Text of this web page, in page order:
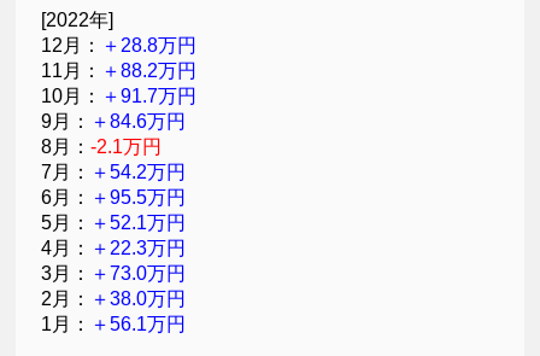
[2022年]
12月： ＋28.8万円
11月： ＋88.2万円
10月： ＋91.7万円
9月： ＋84.6万円
8月：-2.1万円
7月： ＋54.2万円
6月： ＋95.5万円
5月： ＋52.1万円
4月： ＋22.3万円
3月： ＋73.0万円
2月： ＋38.0万円
1月： ＋56.1万円